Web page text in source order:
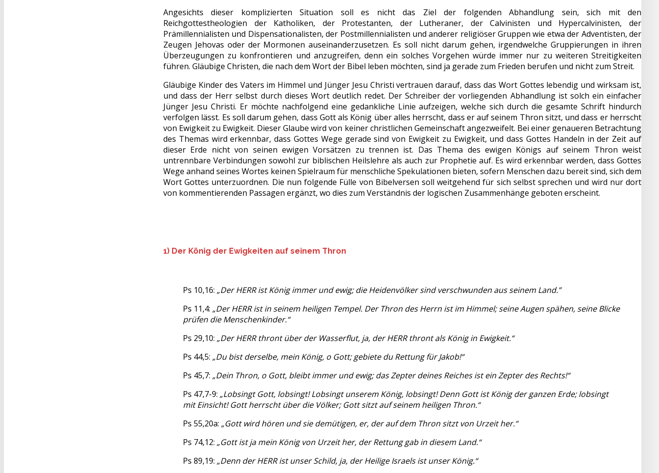
Angesichts dieser komplizierten Situation soll es nicht das Ziel der folgenden Abhandlung sein, sich mit den
Reichgottestheologien der Katholiken, der Protestanten, der Lutheraner, der Calvinisten und Hypercalvinisten, der
Prämillennialisten und Dispensationalisten, der Postmillennialisten und anderer religiöser Gruppen wie etwa der Adventisten, der
Zeugen Jehovas oder der Mormonen auseinanderzusetzen. Es soll nicht darum gehen, irgendwelche Gruppierungen in ihren
Überzeugungen zu konfrontieren und anzugreifen, denn ein solches Vorgehen würde immer nur zu weiteren Streitigkeiten
führen. Gläubige Christen, die nach dem Wort der Bibel leben möchten, sind ja gerade zum Frieden berufen und nicht zum Streit.
Gläubige Kinder des Vaters im Himmel und Jünger Jesu Christi vertrauen darauf, dass das Wort Gottes lebendig und wirksam ist,
und dass der Herr selbst durch dieses Wort deutlich redet. Der Schreiber der vorliegenden Abhandlung ist solch ein einfacher
Jünger Jesu Christi. Er möchte nachfolgend eine gedankliche Linie aufzeigen, welche sich durch die gesamte Schrift hindurch
verfolgen lässt. Es soll darum gehen, dass Gott als König über alles herrscht, dass er auf seinem Thron sitzt, und dass er herrscht
von Ewigkeit zu Ewigkeit. Dieser Glaube wird von keiner christlichen Gemeinschaft angezweifelt. Bei einer genaueren Betrachtung
des Themas wird erkennbar, dass Gottes Wege gerade sind von Ewigkeit zu Ewigkeit, und dass Gottes Handeln in der Zeit auf
dieser Erde nicht von seinen ewigen Vorsätzen zu trennen ist. Das Thema des ewigen Königs auf seinem Thron weist
untrennbare Verbindungen sowohl zur biblischen Heilslehre als auch zur Prophetie auf. Es wird erkennbar werden, dass Gottes
Wege anhand seines Wortes keinen Spielraum für menschliche Spekulationen bieten, sofern Menschen dazu bereit sind, sich dem
Wort Gottes unterzuordnen. Die nun folgende Fülle von Bibelversen soll weitgehend für sich selbst sprechen und wird nur dort
von kommentierenden Passagen ergänzt, wo dies zum Verständnis der logischen Zusammenhänge geboten erscheint.
1) Der König der Ewigkeiten auf seinem Thron
Ps 10,16: „Der HERR ist König immer und ewig; die Heidenvölker sind verschwunden aus seinem Land.”
Ps 11,4: „Der HERR ist in seinem heiligen Tempel. Der Thron des Herrn ist im Himmel; seine Augen spähen, seine Blicke
prüfen die Menschenkinder.“
Ps 29,10: „Der HERR thront über der Wasserflut, ja, der HERR thront als König in Ewigkeit.“
Ps 44,5: „Du bist derselbe, mein König, o Gott; gebiete du Rettung für Jakob!“
Ps 45,7: „Dein Thron, o Gott, bleibt immer und ewig; das Zepter deines Reiches ist ein Zepter des Rechts!“
Ps 47,7-9: „Lobsingt Gott, lobsingt! Lobsingt unserem König, lobsingt! Denn Gott ist König der ganzen Erde; lobsingt
mit Einsicht! Gott herrscht über die Völker; Gott sitzt auf seinem heiligen Thron.“
Ps 55,20a: „Gott wird hören und sie demütigen, er, der auf dem Thron sitzt von Urzeit her.“
Ps 74,12: „Gott ist ja mein König von Urzeit her, der Rettung gab in diesem Land.“
Ps 89,19: „Denn der HERR ist unser Schild, ja, der Heilige Israels ist unser König.“